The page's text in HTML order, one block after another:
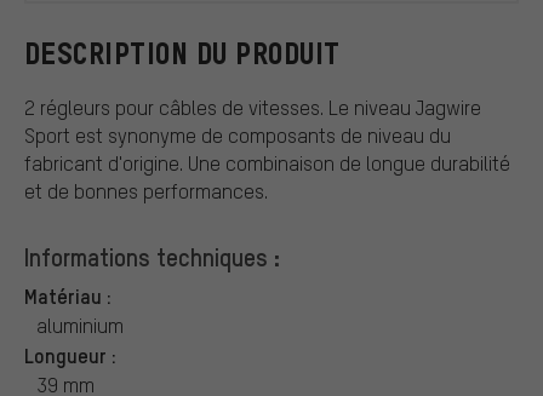
DESCRIPTION DU PRODUIT
2 régleurs pour câbles de vitesses. Le niveau Jagwire
Sport est synonyme de composants de niveau du
fabricant d'origine. Une combinaison de longue durabilité
et de bonnes performances.
Informations techniques :
Matériau :
aluminium
Longueur :
39 mm